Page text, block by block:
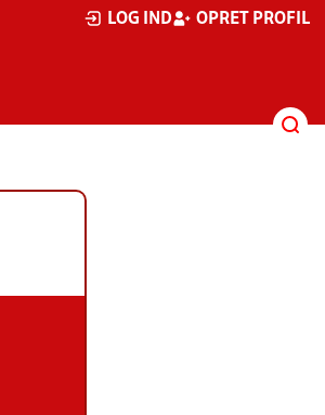
LOG IND OPRET PROFIL